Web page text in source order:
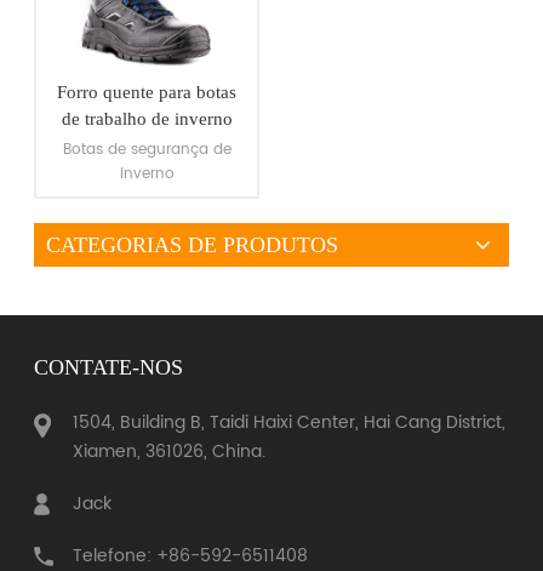
Forro quente para botas
de trabalho de inverno
Botas de segurança de
inverno
CATEGORIAS DE PRODUTOS
CONTATE-NOS
1504, Building B, Taidi Haixi Center, Hai Cang District,
Xiamen, 361026, China.
Jack
Telefone: +86-592-6511408